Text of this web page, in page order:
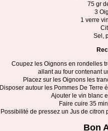
75 gr
3
1 verre
Sel,
Coupez les Oignons en rondelles
allant au four contenant
Placez sur les Oignons les
Disposer autour les Pommes De Terre
Ajouter le vin blanc
Faire cuire 35
Possibilité de pressez un Jus de
Bon